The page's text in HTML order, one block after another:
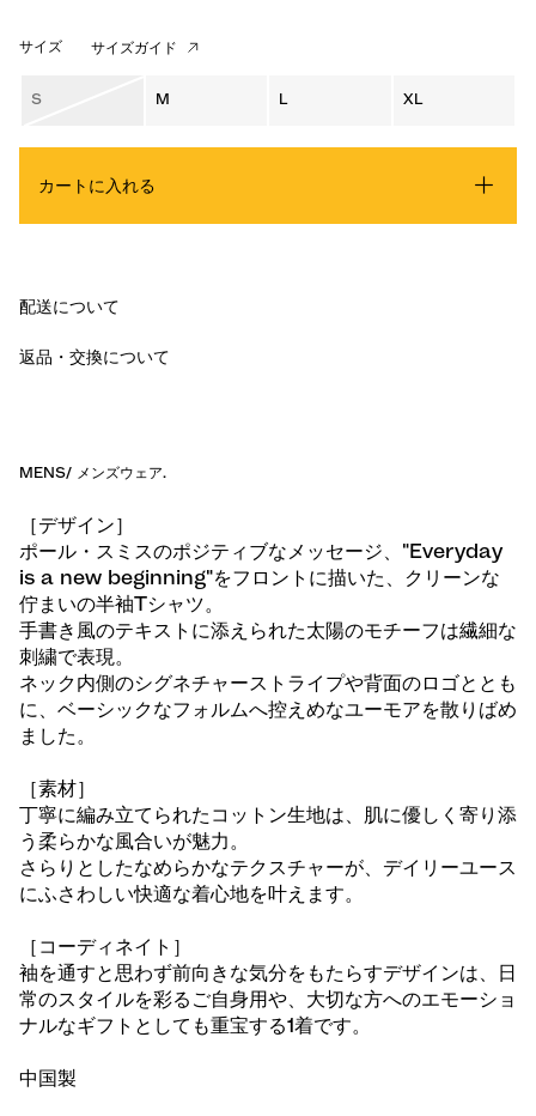
サイズ サイズガイド
S M L XL
カートに入れる
配送について
返品・交換について
MENS/ メンズウェア.
［デザイン］
ポール・スミスのポジティブなメッセージ、"Everyday
is a new beginning"をフロントに描いた、クリーンな
佇まいの半袖Tシャツ。
手書き風のテキストに添えられた太陽のモチーフは繊細な
刺繍で表現。
ネック内側のシグネチャーストライプや背面のロゴととも
に、ベーシックなフォルムへ控えめなユーモアを散りばめ
ました。
［素材］
丁寧に編み立てられたコットン生地は、肌に優しく寄り添
う柔らかな風合いが魅力。
さらりとしたなめらかなテクスチャーが、デイリーユース
にふさわしい快適な着心地を叶えます。
［コーディネイト］
袖を通すと思わず前向きな気分をもたらすデザインは、日
常のスタイルを彩るご自身用や、大切な方へのエモーショ
ナルなギフトとしても重宝する1着です。
中国製